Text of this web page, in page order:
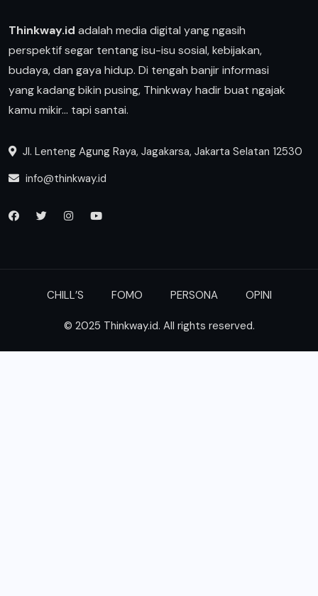
Thinkway.id adalah media digital yang ngasih
perspektif segar tentang isu-isu sosial, kebijakan,
budaya, dan gaya hidup. Di tengah banjir informasi
yang kadang bikin pusing, Thinkway hadir buat ngajak
kamu mikir… tapi santai.
Jl. Lenteng Agung Raya, Jagakarsa, Jakarta Selatan 12530
info@thinkway.id
CHILL’S FOMO PERSONA OPINI
© 2025 Thinkway.id. All rights reserved.